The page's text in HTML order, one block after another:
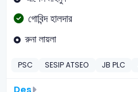
গোবিন্দ হালদার
রুনা লায়লা
PSC SESIP ATSEO JB PLC